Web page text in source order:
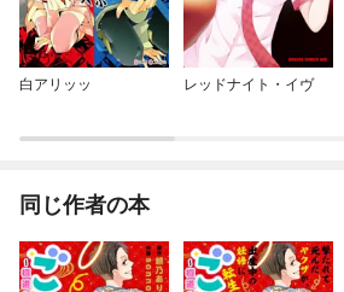
白アリッッ レッドナイト・イヴ
同じ作者の本